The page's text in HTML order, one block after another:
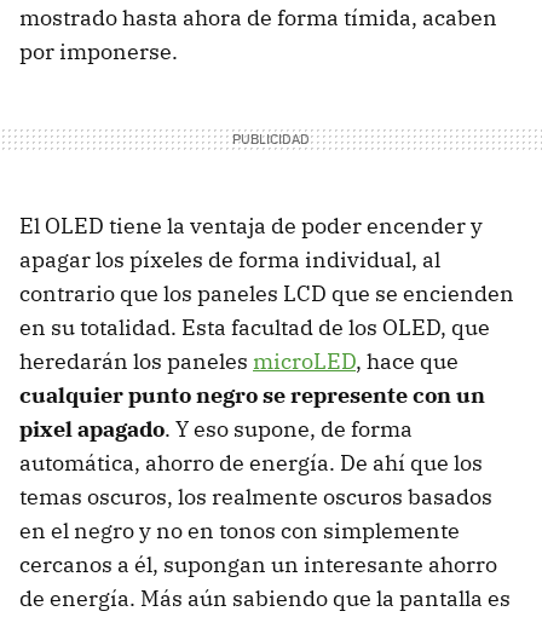
mostrado hasta ahora de forma tímida, acaben
por imponerse.
El OLED tiene la ventaja de poder encender y
apagar los píxeles de forma individual, al
contrario que los paneles LCD que se encienden
en su totalidad. Esta facultad de los OLED, que
heredarán los paneles microLED, hace que
cualquier punto negro se represente con un
pixel apagado. Y eso supone, de forma
automática, ahorro de energía. De ahí que los
temas oscuros, los realmente oscuros basados
en el negro y no en tonos con simplemente
cercanos a él, supongan un interesante ahorro
de energía. Más aún sabiendo que la pantalla es